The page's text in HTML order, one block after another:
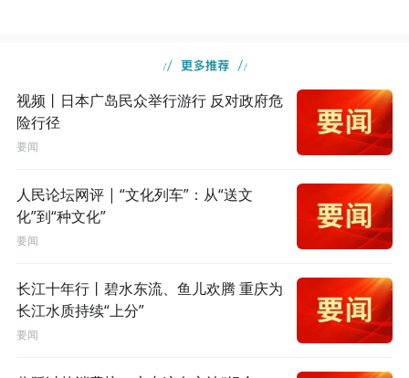
视频丨日本广岛民众举行游行 反对政府危
险行径
要闻
人民论坛网评 | “文化列车”：从“送文
化”到“种文化”
要闻
长江十年行丨碧水东流、鱼儿欢腾 重庆为
长江水质持续“上分”
要闻